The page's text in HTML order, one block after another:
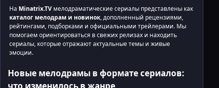
На Minatrix.TV мелодраматические сериалы представлены как
каталог мелодрам и новинок, дополненный рецензиями,
рейтингами, подборками и официальными трейлерами. Мы
помогаем ориентироваться в свежих релизах и находить
сериалы, которые отражают актуальные темы и живые
эмоции.
Новые мелодрамы в формате сериалов: